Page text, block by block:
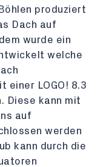
produziert
Dach auf
wurde ein
welche
einer LOGO! 8.3
Diese kann mit
auf
werden
kann durch die